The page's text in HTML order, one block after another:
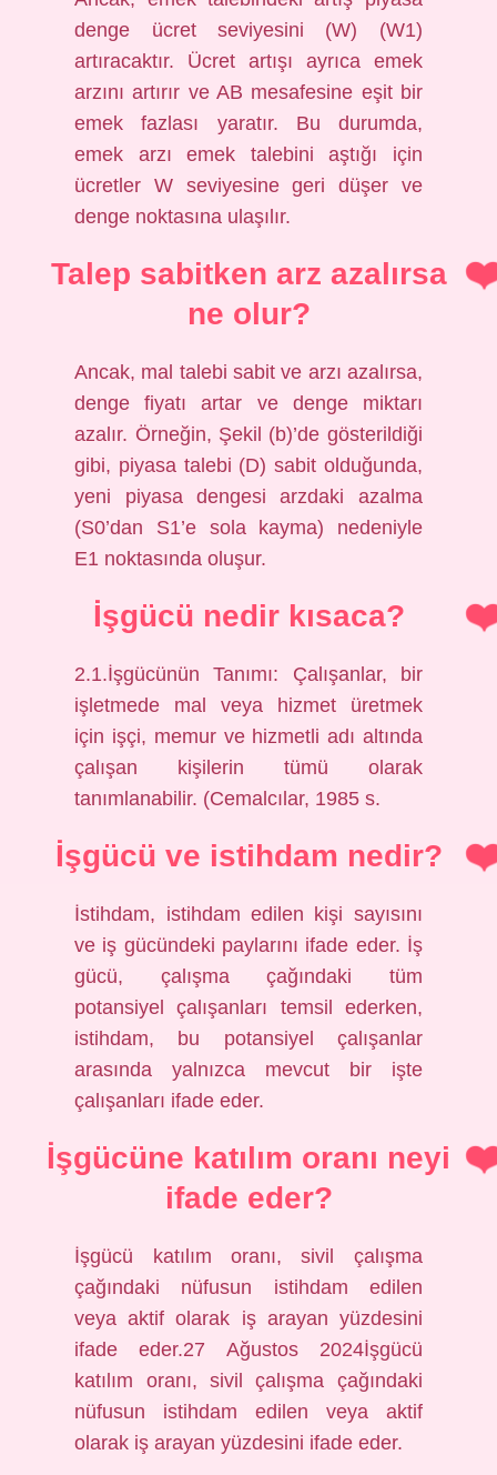
denge ücret seviyesini (W) (W1)
artıracaktır. Ücret artışı ayrıca emek
arzını artırır ve AB mesafesine eşit bir
emek fazlası yaratır. Bu durumda,
emek arzı emek talebini aştığı için
ücretler W seviyesine geri düşer ve
denge noktasına ulaşılır.
Talep sabitken arz azalırsa
ne olur?
Ancak, mal talebi sabit ve arzı azalırsa,
denge fiyatı artar ve denge miktarı
azalır. Örneğin, Şekil (b)’de gösterildiği
gibi, piyasa talebi (D) sabit olduğunda,
yeni piyasa dengesi arzdaki azalma
(S0’dan S1’e sola kayma) nedeniyle
E1 noktasında oluşur.
İşgücü nedir kısaca?
2.1.İşgücünün Tanımı: Çalışanlar, bir
işletmede mal veya hizmet üretmek
için işçi, memur ve hizmetli adı altında
çalışan kişilerin tümü olarak
tanımlanabilir. (Cemalcılar, 1985 s.
İşgücü ve istihdam nedir?
İstihdam, istihdam edilen kişi sayısını
ve iş gücündeki paylarını ifade eder. İş
gücü, çalışma çağındaki tüm
potansiyel çalışanları temsil ederken,
istihdam, bu potansiyel çalışanlar
arasında yalnızca mevcut bir işte
çalışanları ifade eder.
İşgücüne katılım oranı neyi
ifade eder?
İşgücü katılım oranı, sivil çalışma
çağındaki nüfusun istihdam edilen
veya aktif olarak iş arayan yüzdesini
ifade eder.27 Ağustos 2024İşgücü
katılım oranı, sivil çalışma çağındaki
nüfusun istihdam edilen veya aktif
olarak iş arayan yüzdesini ifade eder.